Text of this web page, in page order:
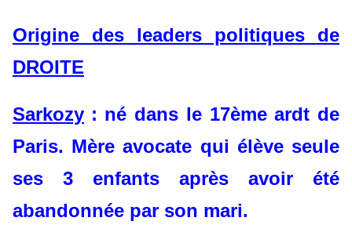
Origine des leaders politiques de
DROITE
Sarkozy : né dans le 17ème ardt de
Paris. Mère avocate qui élève seule
ses 3 enfants après avoir été
abandonnée par son mari.